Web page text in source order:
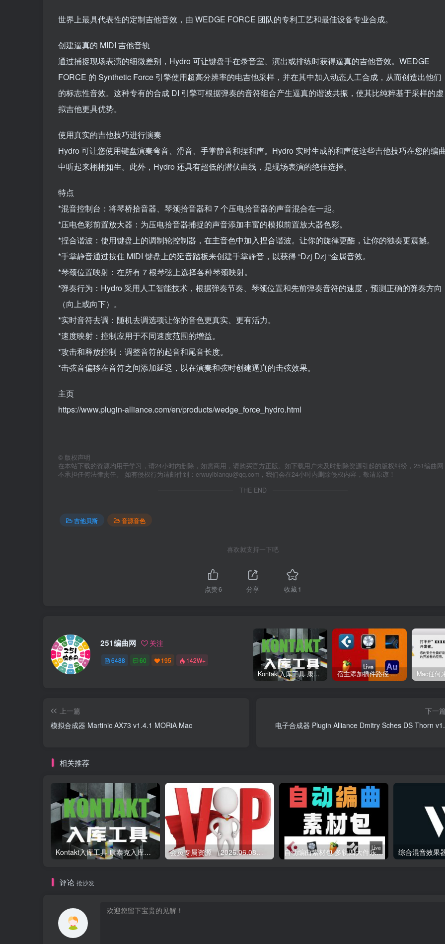
世界上最具代表性的定制吉他音效，由 WEDGE FORCE 团队的专利工艺和最佳设备专业合成。
创建逼真的 MIDI 吉他音轨
通过捕捉现场表演的细微差别，Hydro 可让键盘手在录音室、演出或排练时获得逼真的吉他音效。WEDGE
FORCE 的 Synthetic Force 引擎使用超高分辨率的电吉他采样，并在其中加入动态人工合成，从而创造出他们
的标志性音效。这种专有的合成 DI 引擎可根据弹奏的音符组合产生逼真的谐波共振，使其比纯粹基于采样的虚
拟吉他更具优势。
使用真实的吉他技巧进行演奏
Hydro 可让您使用键盘演奏弯音、滑音、手掌静音和捏和声。Hydro 实时生成的和声使这些吉他技巧在您的编
中听起来栩栩如生。此外，Hydro 还具有超低的潜伏曲线，是现场表演的绝佳选择。
特点
*混音控制台：将琴桥拾音器、琴颈拾音器和 7 个压电拾音器的声音混合在一起。
*压电色彩前置放大器：为压电拾音器捕捉的声音添加丰富的模拟前置放大器色彩。
*捏合谐波：使用键盘上的调制轮控制器，在主音色中加入捏合谐波。让你的旋律更酷，让你的独奏更震撼。
*手掌静音通过按住 MIDI 键盘上的延音踏板来创建手掌静音，以获得 “Dzj Dzj “金属音效。
*琴颈位置映射：在所有 7 根琴弦上选择各种琴颈映射。
*弹奏行为：Hydro 采用人工智能技术，根据弹奏节奏、琴颈位置和先前弹奏音符的速度，预测正确的弹奏方向
（向上或向下）。
*实时音符去调：随机去调选项让你的音色更真实、更有活力。
*速度映射：控制应用于不同速度范围的增益。
*攻击和释放控制：调整音符的起音和尾音长度。
*击弦音偏移在音符之间添加延迟，以在演奏和弦时创建逼真的击弦效果。
主页
https://www.plugin-alliance.com/en/products/wedge_force_hydro.html
© 版权声明
在本站下载的资源均用于学习，请24小时内删除，如需商用，请购买官方正版。如下载用户未及时删除资源引起的版权纠纷，251编曲网
不承担任何法律责任。 如有侵权行为请邮件到：erwuyibianqu@qq.com，我们会在24小时内删除侵权内容，敬请原谅！
THE END
吉他贝斯 音源音色
喜欢就支持一下吧
点赞6 分享 收藏1
251编曲网 关注
6488 60 195 142W+
Kontakt入库工具 康泰克入库教程 宿主添加插件路径 插件路径设置 VSTPlugins路径
上一篇
模拟合成器 Martinic AX73 v1.4.1 MORiA Mac
下一
电子合成器 Plugin Alliance Dmitry Sches DS Thorn
相关推荐
Kontakt入库工具 康泰克入库教程 会员专属资源 （2026.06.08更新） 自动编曲素材包 多轨四大件乐器 Midi文件
评论 抢沙发